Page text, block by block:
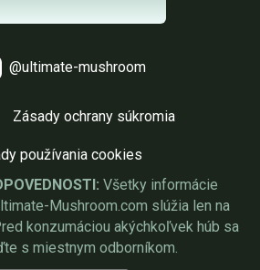
@ultimate-mushroom
Zásady ochrany súkromia
používania cookies
Všetky informácie
Mushroom.com slúžia len na
konzumáciou akýchkoľvek húb sa
s miestnym odborníkom.